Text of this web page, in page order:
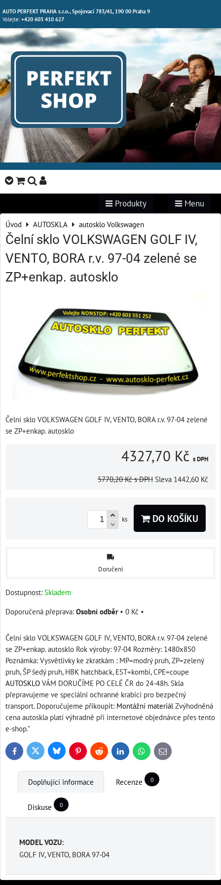
AUTO PERFEKT PRAHA s.r.o., Spojovací 783/41, 190 00 Praha 9
Volejte:+420 603 410 627
Produkty Menu
Úvod AUTOSKLA autosklo Volkswagen
Čelní sklo VOLKSWAGEN GOLF IV,
VENTO, BORA r.v. 97-04 zelené se
ZP+enkap. autosklo
Čelní sklo VOLKSWAGEN GOLF IV, VENTO, BORA r.v. 97-04 zelené
se ZP+enkap. autosklo
4327,70 Kč s DPH
5770,20 Kč s DPH Sleva 1442,60 Kč
ks DO KOŠÍKU
Doručení
Dostupnost: Skladem
Osobní odběr • 0 Kč •
Čelní sklo VOLKSWAGEN GOLF IV, VENTO, BORA r.v. 97-04 zelené
se ZP+enkap. autosklo Rok výroby: 97-04 Rozměry: 1480x850
Poznámka: Vysvětlivky ke zkratkám : MP=modrý pruh, ZP=zelený
pruh, ŠP šedý pruh, HBK hatchback, EST=kombi, CPE=coupe
AUTOSKLO VÁM DORUČÍME PO CELÉ ČR do 24-48h. Skla
přepravujeme ve speciální ochranné krabici pro bezpečný
transport. Doporučujeme přikoupit: Montážní materiál Zvýhodněná
cena autoskla platí výhradně při internetové objednávce přes tento
e-shop."
FacebookTwitter BlueskyPinterestReddit LinkedInWhatsApp
E-
mail
Doplňující informace Recenze 0
Diskuse 0
MODEL VOZU:
GOLF IV, VENTO, BORA 97-04